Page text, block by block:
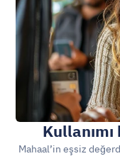
Mahaal’in eşsiz